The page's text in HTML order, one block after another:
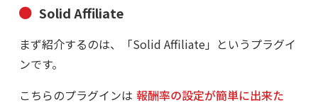
Solid Affiliate
まず紹介するのは、「Solid Affiliate」というプラグイ
ンです。
こちらのプラグインは 報酬率の設定が簡単に出来た